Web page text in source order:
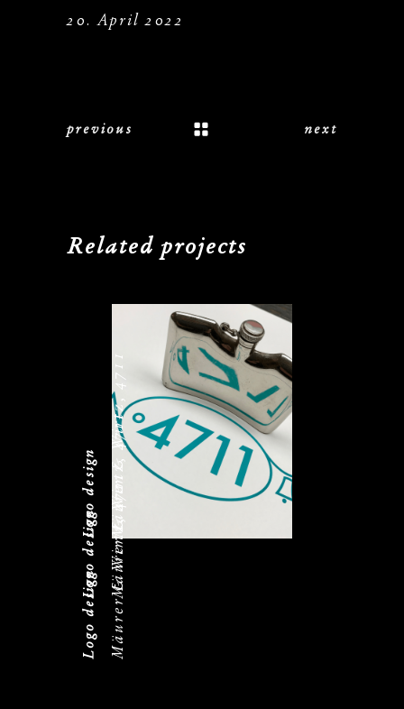
20. April 2022
previous next
Related projects
Logo designMäurer & Wirtz, 4711
Logo designMäurer & Wirtz, 4711
Logo designMäurer & Wirtz, 4711